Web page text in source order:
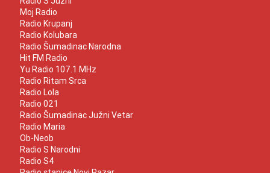
Moj Radio
Radio Krupanj
Radio Kolubara
Radio Šumadinac Narodna
Hit FM Radio
Yu Radio 107.1 MHz
Radio Ritam Srca
Radio Lola
Radio 021
Radio Šumadinac Južni Vetar
Radio Maria
Ob-Neob
Radio S Narodni
Radio S4